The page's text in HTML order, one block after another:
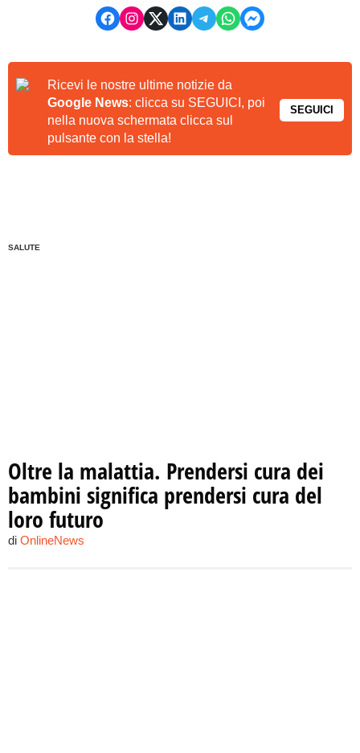
Ricevi le nostre ultime notizie da
Google News: clicca su SEGUICI, poi
nella nuova schermata clicca sul
pulsante con la stella!
SEGUICI
SALUTE
Oltre la malattia. Prendersi cura dei
bambini significa prendersi cura del
loro futuro
di OnlineNews